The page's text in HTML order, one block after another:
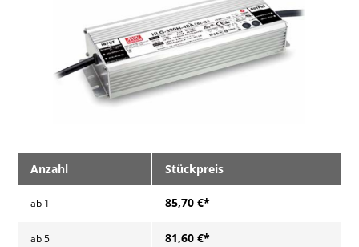
Anzahl Stückpreis
ab 1 85,70 €*
ab5 81,60 €*